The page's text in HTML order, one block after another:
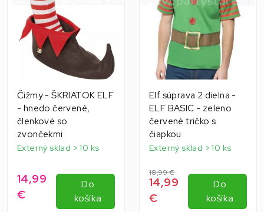
Čižmy - ŠKRIATOK ELF
- hnedo červené,
členkové so
zvončekmi
Externý sklad > 10 ks
14,99
€
Do
košíka
Elf súprava 2 dielna -
ELF BASIC - zeleno
červené tričko s
čiapkou
Externý sklad > 10 ks
18,99 €
14,99
€
Do
košíka